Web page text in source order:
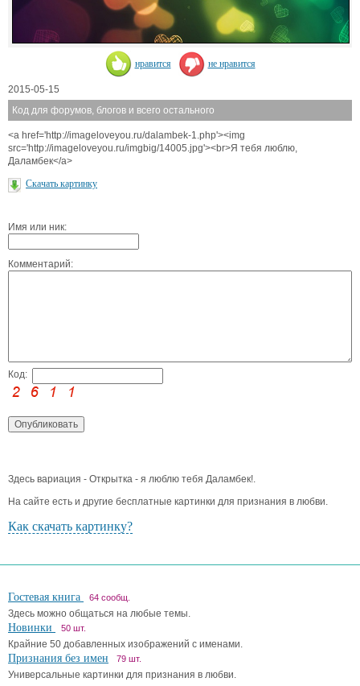
нравится не нравится
2015-05-15
Код для форумов, блогов и всего остального
<a href='http://imageloveyou.ru/dalambek-1.php'><img
src='http://imageloveyou.ru/imgbig/14005.jpg'><br>Я тебя люблю,
Даламбек</a>
Скачать картинку
Имя или ник:
Комментарий:
Код:
Здесь вариация - Открытка - я люблю тебя Даламбек!.
На сайте есть и другие бесплатные картинки для признания в любви.
Как скачать картинку?
Гостевая книга 64 сообщ.
Здесь можно общаться на любые темы.
Новинки 50 шт.
Крайние 50 добавленных изображений с именами.
Признания без имен 79 шт.
Универсальные картинки для признания в любви.